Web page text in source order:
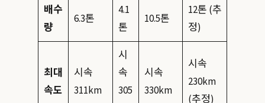
배수
량
6.3톤
4.1
톤
10.5톤
12톤 (추
정)
최대
속도
시속
311km
시
속
305
시속
330km
시속
230km
(추정)